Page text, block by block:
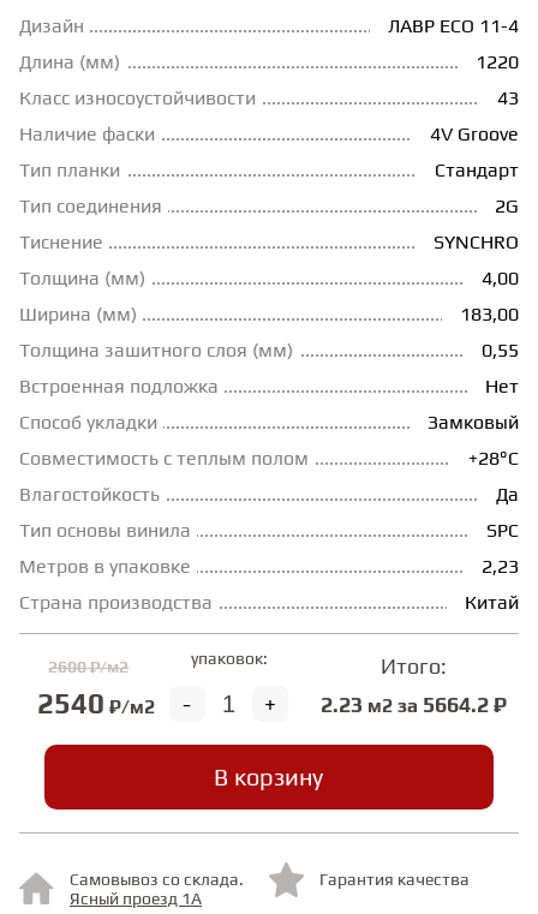
КЛЕЙ
ГРУНТОВКИ
ТЕПЛЫЙ ПОЛ
ТЕРМОПАРКЕТ
ЭКОМАССИВ
ИСКУССТВЕННАЯ ТРАВА
ИНЖЕНЕРНЫЙ МОДУЛЬ
СТУПЕНИ
ФАНЕРА
МИНЕРАЛЬНО-КАМЕННЫЙ
Дизайн
ЛАВР ECO 11-4
Длина (мм)
1220
Класс износоустойчивости
43
Наличие фаски
4V Groove
Тип планки
Стандарт
Тип соединения
2G
Тиснение
SYNCHRO
Толщина (мм)
4,00
Ширина (мм)
183,00
Толщина зашитного слоя (мм)
0,55
Встроенная подложка
Нет
Способ укладки
Замковый
Совместимость с теплым полом
+28°С
Влагостойкость
Да
Тип основы винила
SPC
Метров в упаковке
2,23
Страна производства
Китай
2600 ₽/м2
2540 ₽/м2
упаковок:
+
-
Итого:
2.23 м2 за 5664.2 ₽
В корзину
Самовывоз со склада.
Ясный проезд 1А
Гарантия качества